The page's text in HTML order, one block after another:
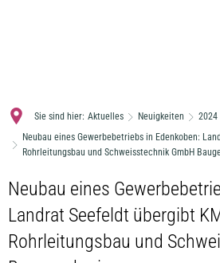
Sie sind hier: Aktuelles Neuigkeiten 2024
Neubau eines Gewerbebetriebs in Edenkoben:
Rohrleitungsbau und Schweisstechnik GmbH
Neubau eines
Landrat Seefeldt übergibt
Rohrleitungsbau und